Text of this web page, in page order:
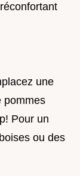
une
pommes
Pour un
ou des